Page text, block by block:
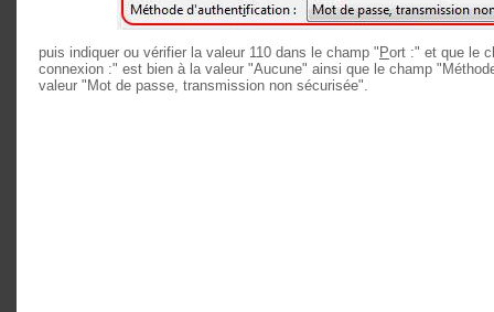
puis indiquer ou vérifier la valeur 110 dans le champ " Port :" et que le
connexion :" est bien à la valeur "Aucune" ainsi que le champ
valeur "Mot de passe, transmission non sécurisée".